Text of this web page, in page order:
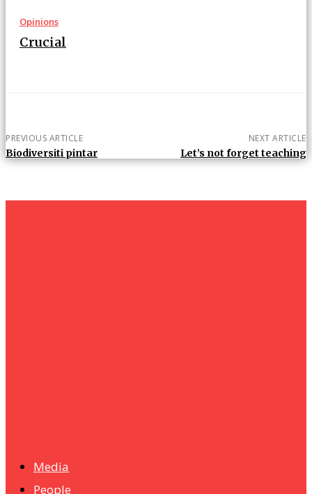
Opinions
Crucial
PREVIOUS ARTICLE
Biodiversiti pintar
NEXT ARTICLE
Let’s not forget teaching
Media
People